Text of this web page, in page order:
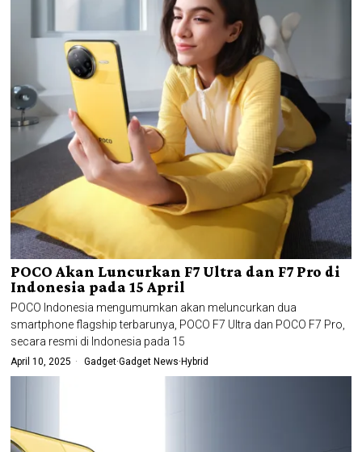
POCO Akan Luncurkan F7 Ultra dan F7 Pro di
Indonesia pada 15 April
POCO Indonesia mengumumkan akan meluncurkan dua
smartphone flagship terbarunya, POCO F7 Ultra dan POCO F7 Pro,
secara resmi di Indonesia pada 15
April 10, 2025 Gadget·Gadget News· Hybrid